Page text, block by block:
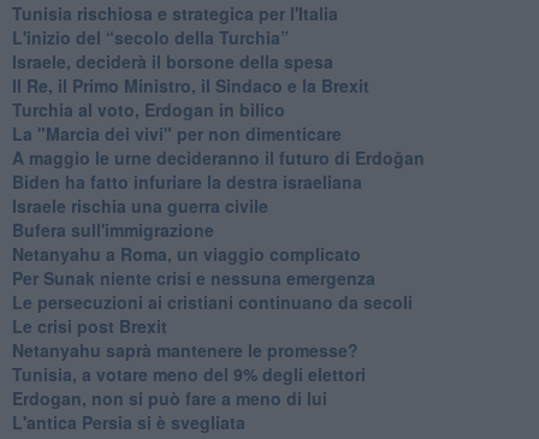
Tunisia rischiosa e strategica per l'Italia
L'inizio del “secolo della Turchia”
Israele, deciderà il borsone della spesa
Il Re, il Primo Ministro, il Sindaco e la Brexit
Turchia al voto, Erdogan in bilico
La "Marcia dei vivi" per non dimenticare
A maggio le urne decideranno il futuro di Erdoğan
Biden ha fatto infuriare la destra israeliana
Israele rischia una guerra civile
Bufera sull'immigrazione
Netanyahu a Roma, un viaggio complicato
Per Sunak niente crisi e nessuna emergenza
Le persecuzioni ai cristiani continuano da secoli
Le crisi post Brexit
Netanyahu saprà mantenere le promesse?
Tunisia, a votare meno del 9% degli elettori
Erdogan, non si può fare a meno di lui
L'antica Persia si è svegliata